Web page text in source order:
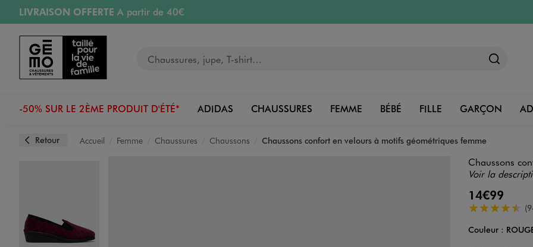
Aller au contenu principal
Aller à la navigation
LIVRAISON OFFERTE A partir de 40€
RETRAIT ET LIVRAISON OFFERTE
RÉSERVATION GRATUITE
4h en magasin
Retours OFFERTSpendant 30 jours
-50% SUR LE 2ÈME PRODUIT D'ÉTÉ* ADIDAS CHAUSSURES FEMME BÉBÉ FILLE GARÇON
Retour Accueil Femme Chaussures Chaussons Chaussons confort en velours à motifs géométriques femme
Chaussons
Voir la
14€99
4.5/5 de
Couleur
Couleur :